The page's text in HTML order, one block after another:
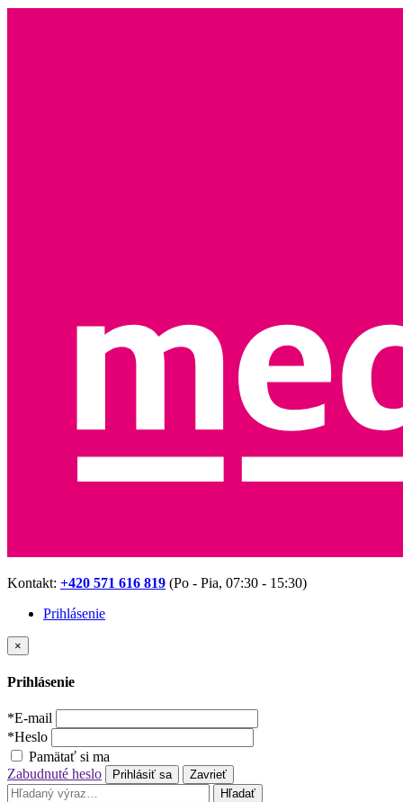
Kontakt: +420 571 616 819 (Po - Pia, 07:30 - 15:30)
Prihlásenie
×
Prihlásenie
*E-mail
*Heslo
Pamätať si ma
Zabudnuté heslo
Prihlásiť sa
Zavrieť
Hľadať